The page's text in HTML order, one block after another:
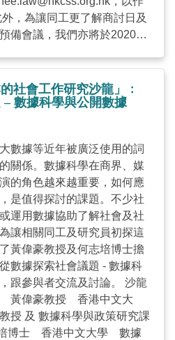
，為讓同工更了解商討日及
備會議，我們亦將於2020年
的流程，並介紹討論工具的
論工具簡介會 商討日 日期
） 2020年12月30日（星期
分 下午2時至4時30分 對象
日期 2020年12月9日（星期
年12月21日（星期一）下午
工請於網上登記，而服務使
至
） 如有任何查詢，歡迎致
絡。 附件 通告 《與照顧者
《與照顧者「抖吓氣」》討
「抖吓氣」》商討日－服務
社會工作研究沙龍」﹕
數據科學與公開數據
數據等近年被廣泛使用的詞
關係。數據科學在商界、媒
的角色越來越重要，如何應
是值得探討的課題。不少社
運用數據協助了解社會及社
讓相關同工及研究員初探這
黃偉豪教授及何志培博士擔
數據探索社會議題 - 數據科
跟參與者交流及討論。 沙龍
黃偉豪教授 香港中文大
授 及 數據科學與政策研究課
香港中文大學 數據